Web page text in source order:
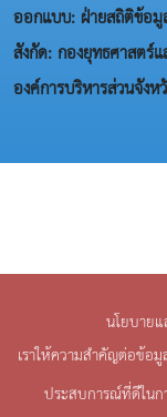
ออกแบบ: ฝ่ายสถิติข้อมู
สังกัด: กองยุทธศาสตร์
องค์การบริหารส่วนจังห
นโยบาย
เราให้ความสำคัญต่อข้
ประสบการณ์ที่ดีในก